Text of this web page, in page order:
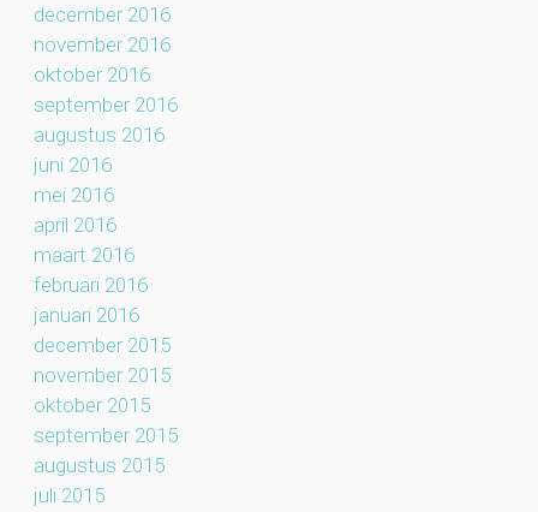
december 2016
november 2016
oktober 2016
september 2016
augustus 2016
juni 2016
mei 2016
april 2016
maart 2016
februari 2016
januari 2016
december 2015
november 2015
oktober 2015
september 2015
augustus 2015
juli 2015